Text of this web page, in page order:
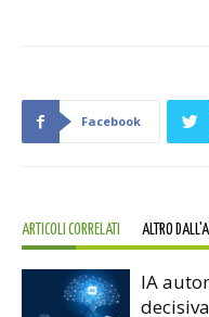
Facebook
ARTICOLI CORRELATI ALTRO
IA
decisiva